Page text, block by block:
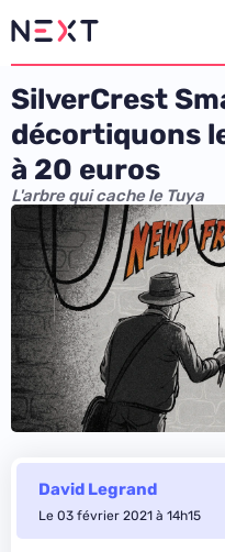
SilverCrest
décortiquons
à 20 euros
L'arbre qui cache le Tuya
David Legrand
Le 03 février 2021 à 14h15